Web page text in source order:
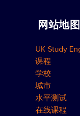
网站地图
UK Study
课程
学校
城市
水平测试
在线课程